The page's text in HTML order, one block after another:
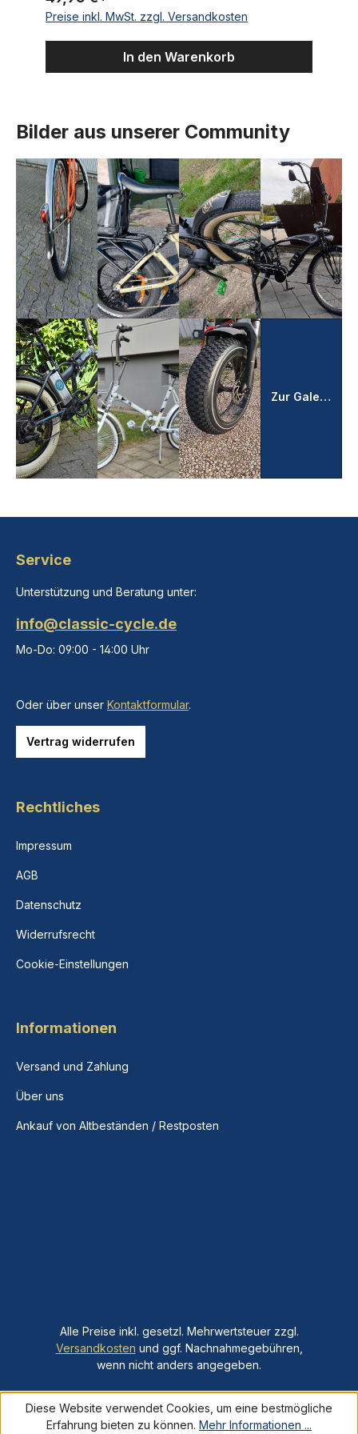
Preise inkl. MwSt. zzgl. Versandkosten
In den Warenkorb
Bilder aus unserer Community
Zur Galerie
Service
Unterstützung und Beratung unter:
info@classic-cycle.de
Mo-Do: 09:00 - 14:00 Uhr
Oder über unser Kontaktformular.
Vertrag widerrufen
Rechtliches
Impressum
AGB
Datenschutz
Widerrufsrecht
Cookie-Einstellungen
Informationen
Versand und Zahlung
Über uns
Ankauf von Altbeständen / Restposten
Alle Preise inkl. gesetzl. Mehrwertsteuer zzgl.
Versandkosten und ggf. Nachnahmegebühren,
wenn nicht anders angegeben.
Diese Website verwendet Cookies, um eine bestmögliche
Erfahrung bieten zu können. Mehr Informationen ...